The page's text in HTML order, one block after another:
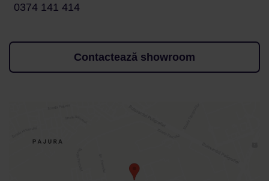
0374 141 414
Contactează showroom